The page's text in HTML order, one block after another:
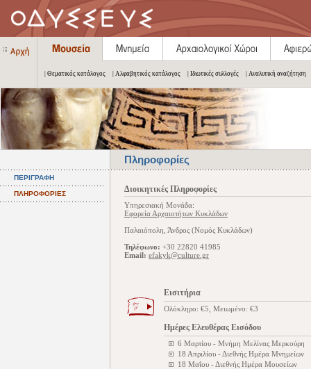
| Θεματικός κατάλογος | Αλφαβητικός κατάλογος | Ιδιωτικές συλλογές | Αναλυτική αναζήτηση
Πληροφορίες
ΠΕΡΙΓΡΑΦΗ
ΠΛΗΡΟΦΟΡΙΕΣ Διοικητικές Πληροφορίες
Υπηρεσιακή Μονάδα:
Εφορεία Αρχαιοτήτων Κυκλάδων
Παλαιόπολη, Άνδρος (Νομός Κυκλάδων)
Τηλέφωνο: +30 22820 41985
Email: efakyk@culture.gr
Εισιτήρια
Ολόκληρο: €5, Μειωμένο: €3
Ημέρες Ελευθέρας Εισόδου
6 Μαρτίου - Μνήμη Μελίνας Μερκούρη
18 Απριλίου - Διεθνής Ημέρα Μνημείων
18 Μαΐου - Διεθνής Ημέρα Μουσείων